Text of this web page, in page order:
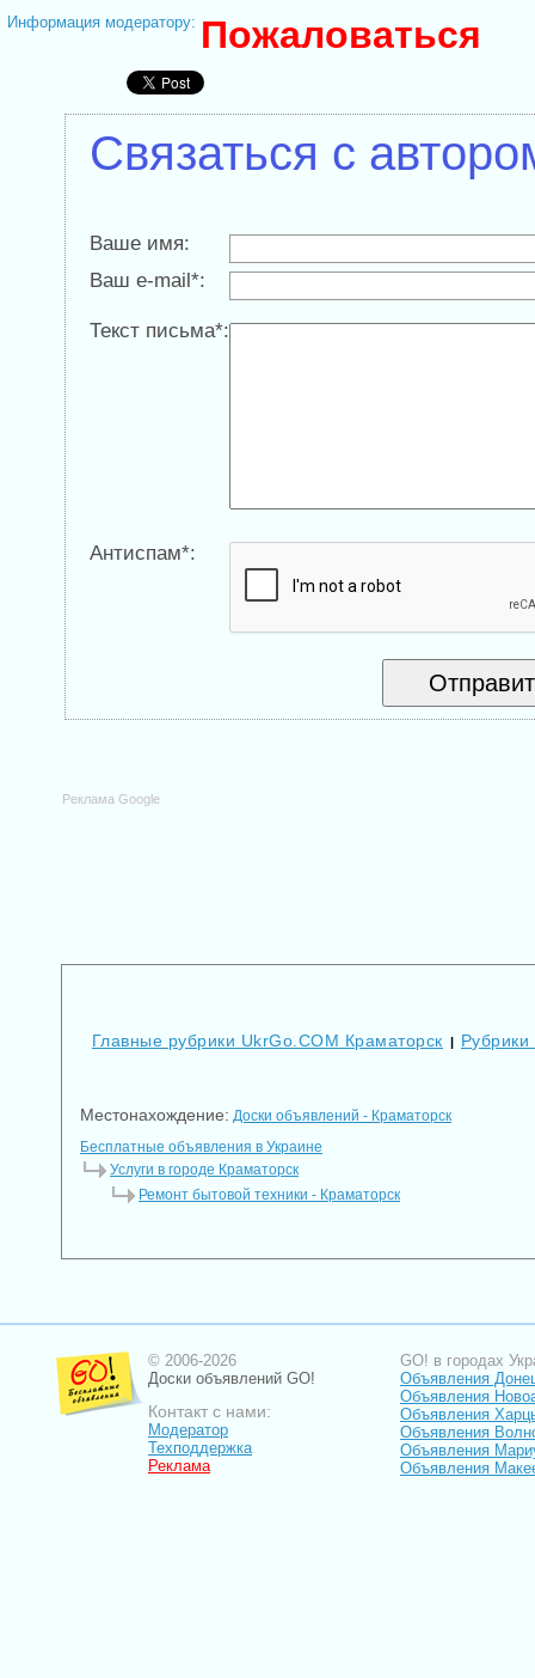
Информация модератору: Пожаловаться
Связаться с
Ваше имя:
Ваш e-mail*:
Текст письма*:
Антиспам*:
Реклама Google
Главные рубрики UkrGo.COM Краматорск Рубрики
Местонахождение: Доски объявлений - Краматорск
Бесплатные объявления в Украине
Услуги в городе Краматорск
Ремонт бытовой техники - Краматорск
© 2006-2026
Доски объявлений GO!
Контакт с нами:
Модератор
Техподдержка
Реклама
GO! в городах
Объявления
Объявления
Объявления
Объявления
Объявления
Объявления